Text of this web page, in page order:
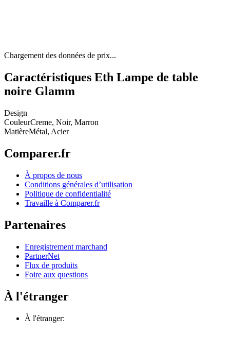
Chargement des données de prix...
Caractéristiques Eth Lampe de table
noire Glamm
Design
CouleurCreme, Noir, Marron
MatièreMétal, Acier
Comparer.fr
À propos de nous
Conditions générales d’utilisation
Politique de confidentialité
Travaille à Comparer.fr
Partenaires
Enregistrement marchand
PartnerNet
Flux de produits
Foire aux questions
À l'étranger
À l'étranger: